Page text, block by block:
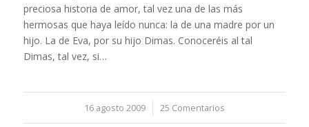
preciosa historia de amor, tal vez una de las más
hermosas que haya leído nunca: la de una madre por un
hijo. La de Eva, por su hijo Dimas. Conoceréis al tal
Dimas, tal vez, si…
16 agosto 2009
/ 25 Comentarios